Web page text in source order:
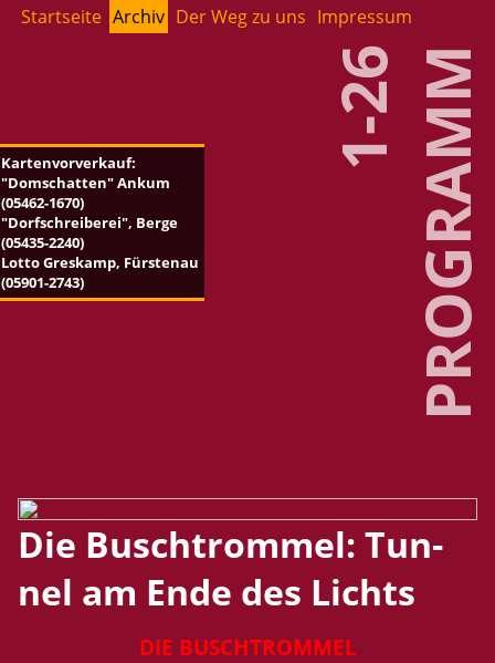
Start­sei­te Ar­chiv Der Weg zu uns Im­pres­sum
1-26 PRO­GRAMM
Kar­ten­vor­ver­kauf:
"Dom­schat­ten" Ankum
(05462-1670)
"Dorf­schrei­be­rei", Berge
(05435-2240)
Lotto Gres­kamp, Fürs­ten­au
(05901-2743)
Die Busch­trom­mel: Tun­
nel am Ende des Lichts
DIE BUSCH­TROM­MEL